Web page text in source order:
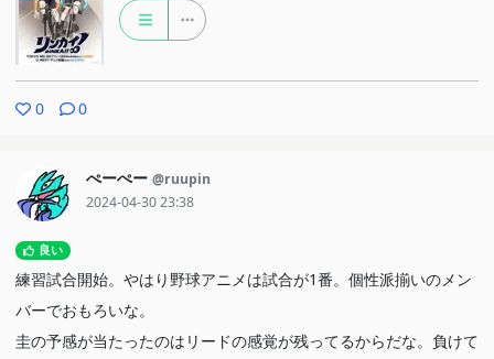
0 0
ぺーぺー @ruupin
2024-04-30 23:38
良い
練習試合開始。やはり野球アニメは試合が1番。個性派揃いのメン
バーでおもろいな。
圭の予感が当たったのはリードの感覚が残ってるからだな。負けて